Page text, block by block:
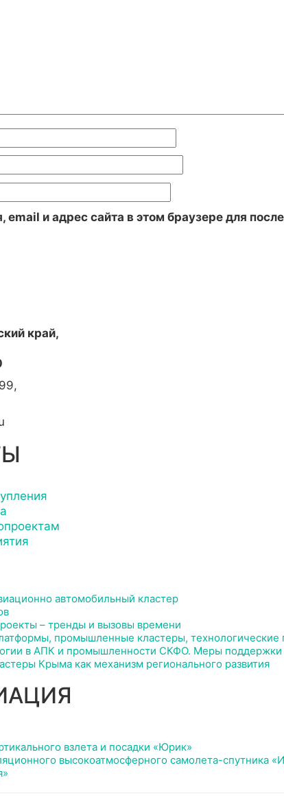
email и адрес сайта в этом браузере для
край,
автомобильный кластер
– тренды и вызовы времени
промышленные кластеры, технологические
в АПК и промышленности СКФО. Меры поддержки
Крыма как механизм регионального развития
взлета и посадки «Юрик»
высокоатмосферного самолета-спутника